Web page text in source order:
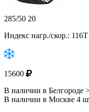
285/50 20
Индекс нагр./скор.: 116T
15600
В наличии в Белгороде
В наличии в Москве 4